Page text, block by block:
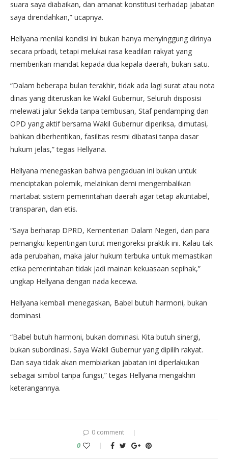
suara saya diabaikan, dan amanat konstitusi terhadap jabatan
saya direndahkan,” ucapnya.
Hellyana menilai kondisi ini bukan hanya menyinggung dirinya
secara pribadi, tetapi melukai rasa keadilan rakyat yang
memberikan mandat kepada dua kepala daerah, bukan satu.
“Dalam beberapa bulan terakhir, tidak ada lagi surat atau nota
dinas yang diteruskan ke Wakil Gubernur, Seluruh disposisi
melewati jalur Sekda tanpa tembusan, Staf pendamping dan
OPD yang aktif bersama Wakil Gubernur diperiksa, dimutasi,
bahkan diberhentikan, fasilitas resmi dibatasi tanpa dasar
hukum jelas,” tegas Hellyana.
Hellyana menegaskan bahwa pengaduan ini bukan untuk
menciptakan polemik, melainkan demi mengembalikan
martabat sistem pemerintahan daerah agar tetap akuntabel,
transparan, dan etis.
“Saya berharap DPRD, Kementerian Dalam Negeri, dan para
pemangku kepentingan turut mengoreksi praktik ini. Kalau tak
ada perubahan, maka jalur hukum terbuka untuk memastikan
etika pemerintahan tidak jadi mainan kekuasaan sepihak,”
ungkap Hellyana dengan nada kecewa.
Hellyana kembali menegaskan, Babel butuh harmoni, bukan
dominasi.
“Babel butuh harmoni, bukan dominasi. Kita butuh sinergi,
bukan subordinasi. Saya Wakil Gubernur yang dipilih rakyat.
Dan saya tidak akan membiarkan jabatan ini diperlakukan
sebagai simbol tanpa fungsi,” tegas Hellyana mengakhiri
keterangannya.
0 comment
0